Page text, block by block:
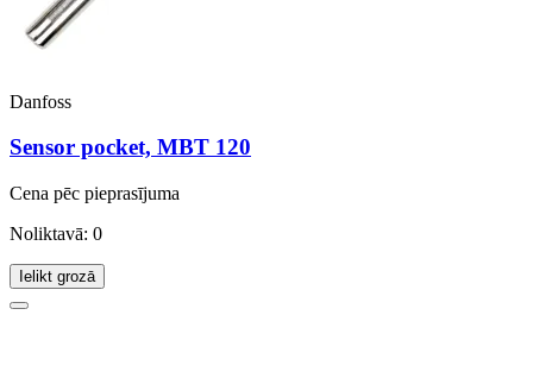
Danfoss
Sensor pocket, MBT 120
Cena pēc pieprasījuma
Noliktavā: 0
Ielikt grozā